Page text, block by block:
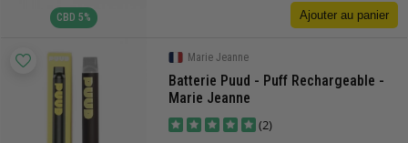
CBD 5% Ajouter au panier
Marie Jeanne
Batterie Puud - Puff Rechargeable -
Marie Jeanne
(2)